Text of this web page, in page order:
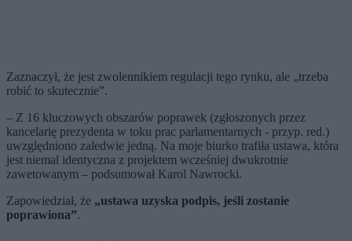
Zaznaczył, że jest zwolennikiem regulacji tego rynku, ale „trzeba
robić to skutecznie”.
– Z 16 kluczowych obszarów poprawek (zgłoszonych przez
kancelarię prezydenta w toku prac parlamentarnych - przyp. red.)
uwzględniono zaledwie jedną. Na moje biurko trafiła ustawa, która
jest niemal identyczna z projektem wcześniej dwukrotnie
zawetowanym – podsumował Karol Nawrocki.
Zapowiedział, że „ustawa uzyska podpis, jeśli zostanie
poprawiona”.